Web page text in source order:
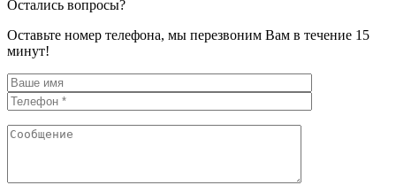
Остались вопросы?
Оставьте номер телефона, мы перезвоним Вам в течение 15
минут!